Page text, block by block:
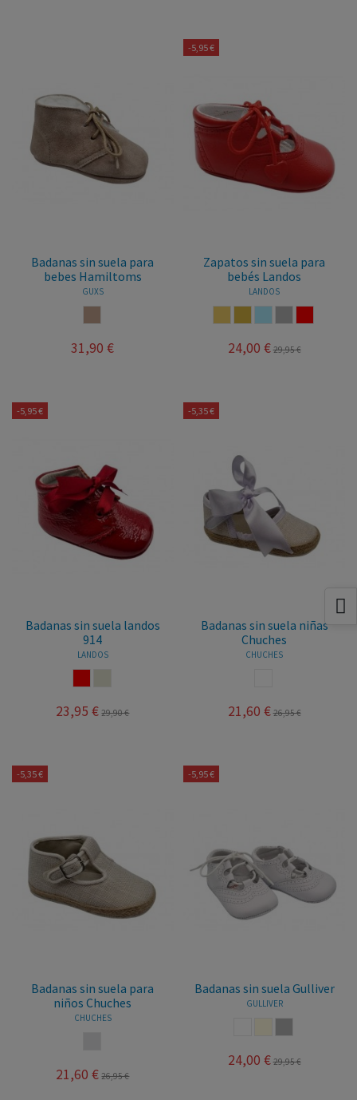
Badanas sin suela para
bebes Hamiltoms
GUXS
31,90 €
-5,95 €
Zapatos sin suela para
bebés Landos
LANDOS
24,00 € 29,95 €
-5,95 €
Badanas sin suela landos
914
LANDOS
23,95 € 29,90 €
-5,35 €
Badanas sin suela niñas
Chuches
CHUCHES
21,60 € 26,95 €
-5,35 €
Badanas sin suela para
niños Chuches
CHUCHES
21,60 € 26,95 €
-5,95 €
Badanas sin suela Gulliver
GULLIVER
24,00 € 29,95 €